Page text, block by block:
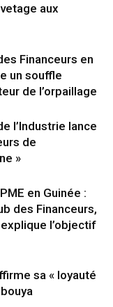
aux
Financeurs en
un souffle
de l’orpaillage
l’Industrie lance
de
»
en Guinée :
des Financeurs,
l’objectif
sa « loyauté